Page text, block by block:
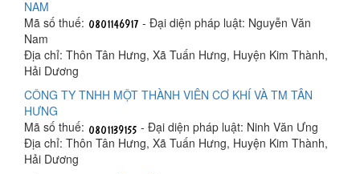
NAM
Mã số thuế:
- Đại diện pháp luật: Nguyễn Văn
Nam
Địa chỉ: Thôn Tân Hưng, Xã Tuấn Hưng, Huyện Kim Thành,
Hải Dương
CÔNG TY TNHH MỘT THÀNH VIÊN CƠ KHÍ VÀ TM TÂN
HƯNG
Mã số thuế:
- Đại diện pháp luật: Ninh Văn Ưng
Địa chỉ: Thôn Tân Hưng, Xã Tuấn Hưng, Huyện Kim Thành,
Hải Dương